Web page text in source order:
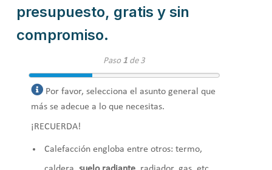
presupuesto, gratis y sin
compromiso.
Paso 1de 3
Por favor, selecciona el asunto general que
más se adecue a lo que necesitas.
¡RECUERDA!
Calefacción engloba entre otros: termo,